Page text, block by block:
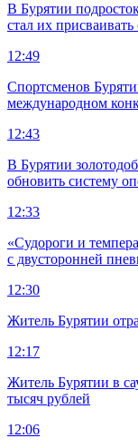
В Бурятии
стал их присваивать
12:49
Спортсменов
международном
12:43
В Бурятии
обновить систему
12:33
«Судороги и
с двусторонней
12:30
Житель Бурятии
12:17
Житель Бурятии в
тысяч рублей
12:06